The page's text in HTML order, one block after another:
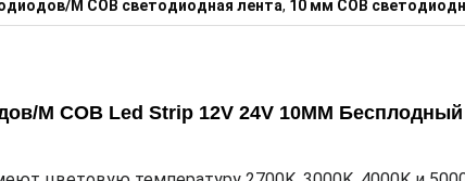
M COB светодиодная лента, 10 мм COB
M COB Led Strip 12V 24V 10MM